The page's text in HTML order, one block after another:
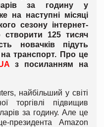
за годину у
на наступні місяці
сезону інтернет-
створити 125 тисяч
новачків підуть
транспорт. Про це
з посиланням на
найбільший у світі
торгівлі підвищив
за годину. Але це
президента Amazon